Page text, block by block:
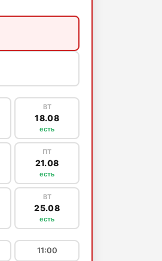
ВТ
18.08
есть
ПТ
21.08
есть
ВТ
25.08
есть
11:00